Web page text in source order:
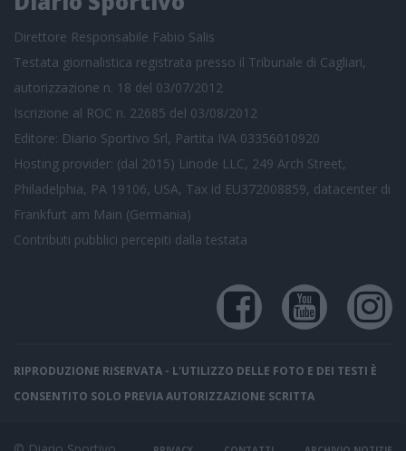
Direttore Responsabile Fabio Salis
Testata giornalistica registrata presso il Tribunale di Cagliari,
autorizzazione n. 18 del 03/07/2012
Iscrizione al ROC n. 22685 del 03/08/2012
Editore: Diario Sportivo Srl, Partita IVA 03356010920
Hosting provider: (dal 2015) Linode LLC, 249 Arch Street,
Philadelphia, PA 19106, USA, Tax id EU372008859, datacenter di
Frankfurt am Main (Germania)
Contributi pubblici percepiti dalla testata
RIPRODUZIONE RISERVATA - L'UTILIZZO DELLE FOTO E DEI TESTI È
CONSENTITO SOLO PREVIA AUTORIZZAZIONE SCRITTA